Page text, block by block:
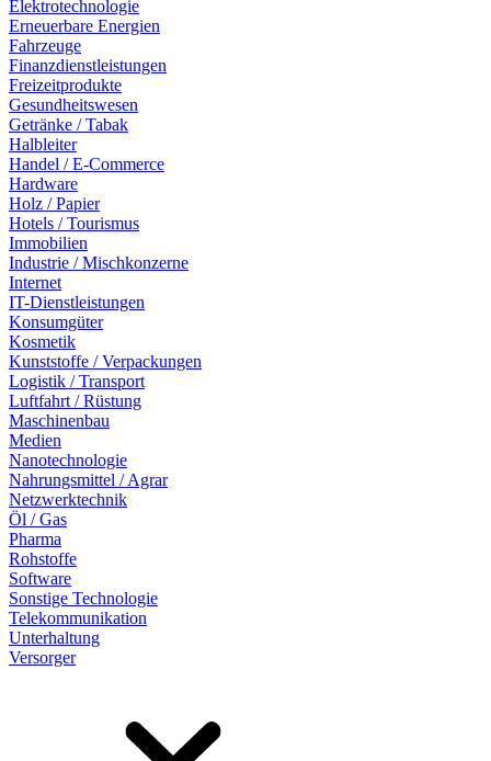
Elektrotechnologie
Erneuerbare Energien
Fahrzeuge
Finanzdienstleistungen
Freizeitprodukte
Gesundheitswesen
Getränke / Tabak
Halbleiter
Handel / E-Commerce
Hardware
Holz / Papier
Hotels / Tourismus
Immobilien
Industrie / Mischkonzerne
Internet
IT-Dienstleistungen
Konsumgüter
Kosmetik
Kunststoffe / Verpackungen
Logistik / Transport
Luftfahrt / Rüstung
Maschinenbau
Medien
Nanotechnologie
Nahrungsmittel / Agrar
Netzwerktechnik
Öl / Gas
Pharma
Rohstoffe
Software
Sonstige Technologie
Telekommunikation
Unterhaltung
Versorger